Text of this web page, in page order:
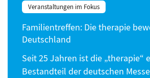
Veranstaltungen im Fokus
Familientreffen: Die therapie
Deutschland
Seit 25 Jahren ist die „therapie“
Bestandteil der deutschen